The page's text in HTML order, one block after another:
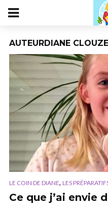
AUTEURDIANE
LE COIN DE DIANE, LES
Ce que j’ai envie